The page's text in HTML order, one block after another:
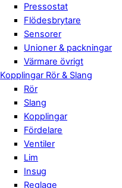
Pressostat
Flödesbrytare
Sensorer
Unioner & packningar
Värmare övrigt
Kopplingar Rör & Slang
Rör
Slang
Kopplingar
Fördelare
Ventiler
Lim
Insug
Reglage